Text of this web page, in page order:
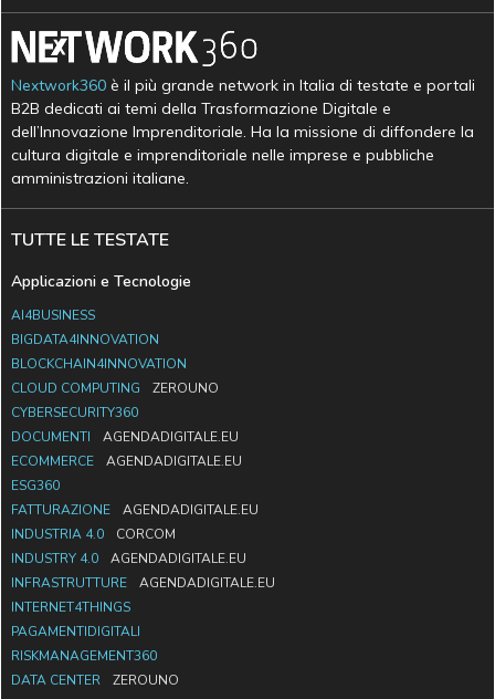
Nextwork360 è il più grande network in Italia di testate e portali
B2B dedicati ai temi della Trasformazione Digitale e
dell’Innovazione Imprenditoriale. Ha la missione di diffondere la
cultura digitale e imprenditoriale nelle imprese e pubbliche
amministrazioni italiane.
TUTTE LE TESTATE
Applicazioni e Tecnologie
AI4BUSINESS
BIGDATA4INNOVATION
BLOCKCHAIN4INNOVATION
CLOUD COMPUTING
ZEROUNO
CYBERSECURITY360
DOCUMENTI
AGENDADIGITALE.EU
ECOMMERCE
AGENDADIGITALE.EU
ESG360
FATTURAZIONE
AGENDADIGITALE.EU
INDUSTRIA 4.0
CORCOM
INDUSTRY 4.0
AGENDADIGITALE.EU
INFRASTRUTTURE
AGENDADIGITALE.EU
INTERNET4THINGS
PAGAMENTIDIGITALI
RISKMANAGEMENT360
DATA CENTER
ZEROUNO